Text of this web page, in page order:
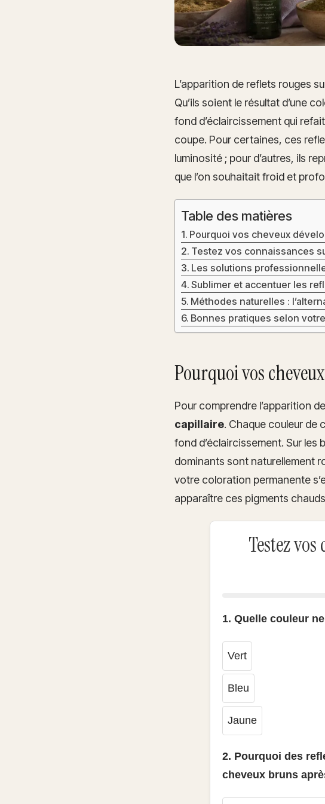
L’apparition de reflets rouges
Qu’ils soient le résultat d’une
fond d’éclaircissement qui
coupe. Pour certaines, ces
luminosité ; pour d’autres, ils
que l’on souhaitait froid et
Table des matières
Pourquoi vos cheveux
Testez vos connaissances
Les solutions
Sublimer et accentuer les
Méthodes naturelles :
Bonnes pratiques selon
Pourquoi vos
Pour comprendre l’apparition
capillaire. Chaque couleur de
fond d’éclaircissement. Sur les
dominants sont naturellement
votre coloration permanente
apparaître ces pigments
Testez
1. Quelle couleur
Vert
Bleu
Jaune
2. Pourquoi des
cheveux bruns